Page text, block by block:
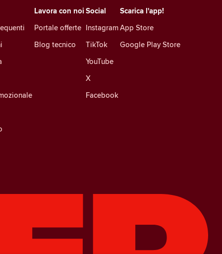
Social
Instagram
TikTok
YouTube
X
Facebook
Lavora con noi
Portale offerte
Blog tecnico
Scarica l'app!
App Store
Google Play Store